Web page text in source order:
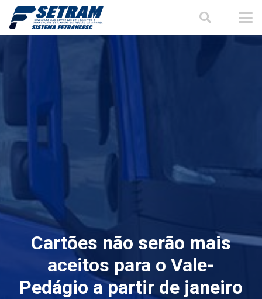
Cartões não serão mais
aceitos para o Vale-
Pedágio a partir de janeiro